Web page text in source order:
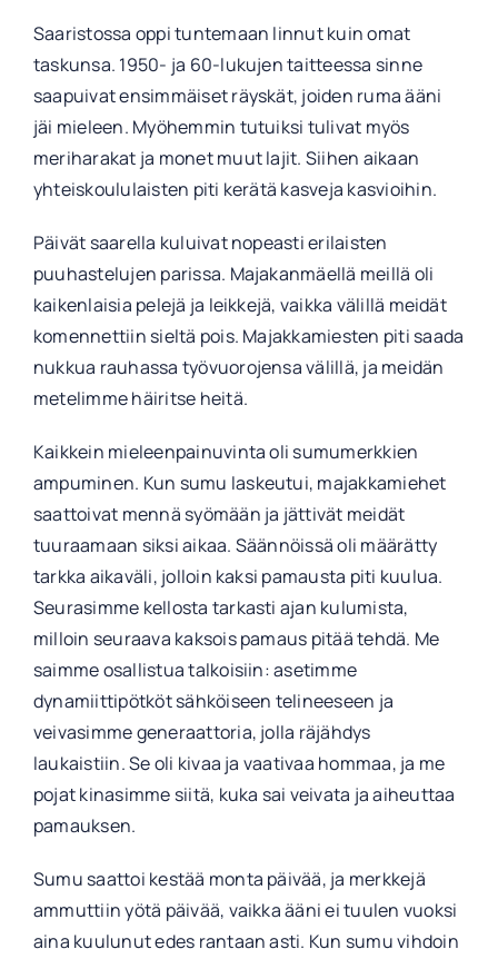
Saaristossa oppi tuntemaan linnut kuin omat
taskunsa. 1950- ja 60-lukujen taitteessa sinne
saapuivat ensimmäiset räyskät, joiden ruma ääni
jäi mieleen. Myöhemmin tutuiksi tulivat myös
meriharakat ja monet muut lajit. Siihen aikaan
yhteiskoululaisten piti kerätä kasveja kasvioihin.
Päivät saarella kuluivat nopeasti erilaisten
puuhastelujen parissa. Majakanmäellä meillä oli
kaikenlaisia pelejä ja leikkejä, vaikka välillä meidät
komennettiin sieltä pois. Majakkamiesten piti saada
nukkua rauhassa työvuorojensa välillä, ja meidän
metelimme häiritse heitä.
Kaikkein mieleenpainuvinta oli sumumerkkien
ampuminen. Kun sumu laskeutui, majakkamiehet
saattoivat mennä syömään ja jättivät meidät
tuuraamaan siksi aikaa. Säännöissä oli määrätty
tarkka aikaväli, jolloin kaksi pamausta piti kuulua.
Seurasimme kellosta tarkasti ajan kulumista,
milloin seuraava kaksois pamaus pitää tehdä. Me
saimme osallistua talkoisiin: asetimme
dynamiittipötköt sähköiseen telineeseen ja
veivasimme generaattoria, jolla räjähdys
laukaistiin. Se oli kivaa ja vaativaa hommaa, ja me
pojat kinasimme siitä, kuka sai veivata ja aiheuttaa
pamauksen.
Sumu saattoi kestää monta päivää, ja merkkejä
ammuttiin yötä päivää, vaikka ääni ei tuulen vuoksi
aina kuulunut edes rantaan asti. Kun sumu vihdoin